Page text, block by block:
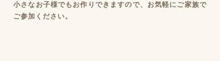
小さなお子様でもお作りできますので、お気軽にご家族で
ご参加ください。